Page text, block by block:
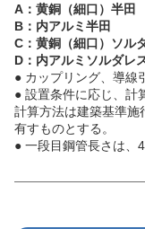
A：黄銅（細口）半田
B：内アルミ半田
C：黄銅（細口）ソル
D：内アルミソルダレ
● カップリング、導線
● 設置条件に応じ、計
計算方法は建築基準施
有すものとする。
● 一段目鋼管長さは、